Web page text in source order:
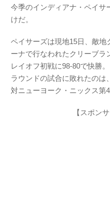
c
b
o
o
k
tt
er
ot
e
e
今季のインディアナ・ペイサ
けだ。
ペイサーズは現地15日、敵地
ーナで行なわれたクリーブラ
レイオフ初戦に98-80で快勝
ラウンドの試合に敗れたのは
対ニューヨーク・ニックス第
【スポン